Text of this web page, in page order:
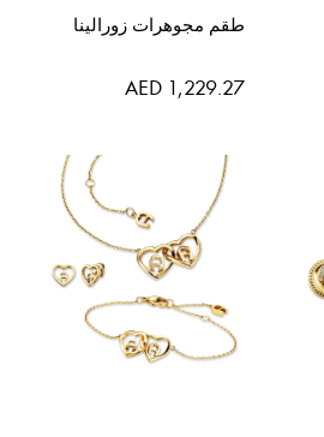
طقم مجوهرات زورالينا
AED 1,229.27